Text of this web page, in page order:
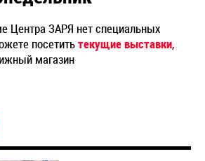
Центра ЗАРЯ нет специальных
посетитьтекущие выставки,
магазин